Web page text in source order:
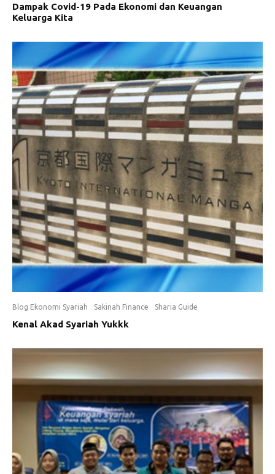
Dampak Covid-19 Pada Ekonomi dan Keuangan
Keluarga Kita
Blog Ekonomi Syariah Sakinah Finance Sharia Guide
Kenal Akad Syariah Yukkk